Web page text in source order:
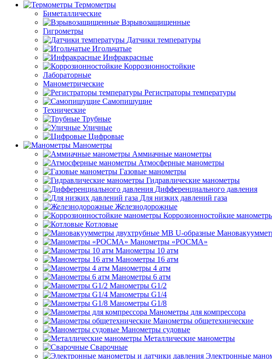
Термометры
Биметаллические
Взрывозащищенные
Гигрометры
Датчики температуры
Игольчатые
Инфракрасные
Коррозионностойкие
Лабораторные
Манометрические
Регистраторы температуры
Самопишущие
Технические
Трубные
Уличные
Цифровые
Манометры
Аммиачные манометры
Атмосферные манометры
Газовые манометры
Гидравлические манометры
Дифференциального давления
Для низких давлений газа
Железнодорожные
Коррозионностойкие
Котловые
Манометры «РОСМА»
Манометры 10 атм
Манометры 16 атм
Манометры 4 атм
Манометры 6 атм
Манометры G1/2
Манометры G1/4
Манометры G1/8
Манометры для компрессора
Манометры общетехнические
Манометры судовые
Металлические манометры
Сварочные
Электронные